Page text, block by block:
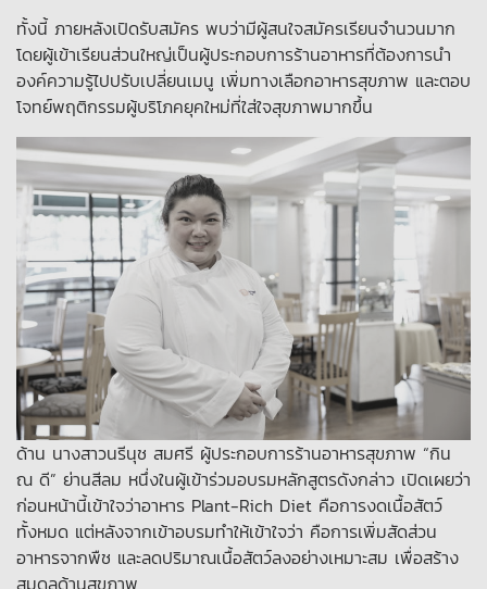
ทั้งนี้ ภายหลังเปิดรับสมัคร พบว่ามีผู้สนใจสมัครเรียนจำนวนมาก
โดยผู้เข้าเรียนส่วนใหญ่เป็นผู้ประกอบการร้านอาหารที่ต้องการนำ
องค์ความรู้ไปปรับเปลี่ยนเมนู เพิ่มทางเลือกอาหารสุขภาพ และตอบ
โจทย์พฤติกรรมผู้บริโภคยุคใหม่ที่ใส่ใจสุขภาพมากขึ้น
ด้าน นางสาวนรีนุช สมศรี ผู้ประกอบการร้านอาหารสุขภาพ “กิน
ณ ดี” ย่านสีลม หนึ่งในผู้เข้าร่วมอบรมหลักสูตรดังกล่าว เปิดเผยว่า
ก่อนหน้านี้เข้าใจว่าอาหาร Plant-Rich Diet คือการงดเนื้อสัตว์
ทั้งหมด แต่หลังจากเข้าอบรมทำให้เข้าใจว่า คือการเพิ่มสัดส่วน
อาหารจากพืช และลดปริมาณเนื้อสัตว์ลงอย่างเหมาะสม เพื่อสร้าง